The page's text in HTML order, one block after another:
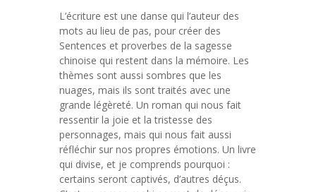
L’écriture est une danse qui l’auteur des
mots au lieu de pas, pour créer des
Sentences et proverbes de la sagesse
chinoise qui restent dans la mémoire. Les
thèmes sont aussi sombres que les
nuages, mais ils sont traités avec une
grande légèreté. Un roman qui nous fait
ressentir la joie et la tristesse des
personnages, mais qui nous fait aussi
réfléchir sur nos propres émotions. Un livre
qui divise, et je comprends pourquoi :
certains seront captivés, d’autres déçus.